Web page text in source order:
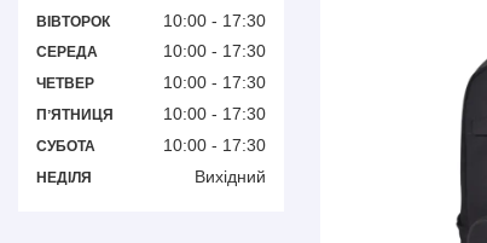
ВІВТОРОК 10:00 17:30
СЕРЕДА 10:00 17:30
ЧЕТВЕР 10:00 17:30
ПʼЯТНИЦЯ 10:00 17:30
СУБОТА 10:00 17:30
НЕДІЛЯ Вихідний